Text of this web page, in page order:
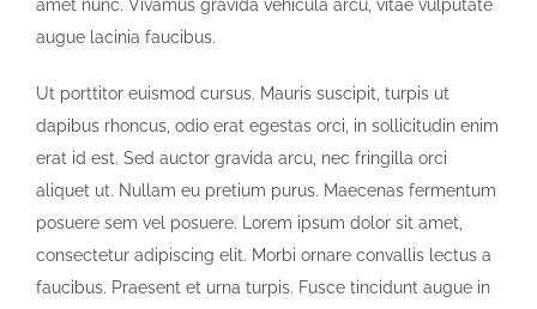
amet nunc. Vivamus gravida vehicula arcu, vitae vulputate
augue lacinia faucibus.
Ut porttitor euismod cursus. Mauris suscipit, turpis ut
dapibus rhoncus, odio erat egestas orci, in sollicitudin enim
erat id est. Sed auctor gravida arcu, nec fringilla orci
aliquet ut. Nullam eu pretium purus. Maecenas fermentum
posuere sem vel posuere. Lorem ipsum dolor sit amet,
consectetur adipiscing elit. Morbi ornare convallis lectus a
faucibus. Praesent et urna turpis. Fusce tincidunt augue in